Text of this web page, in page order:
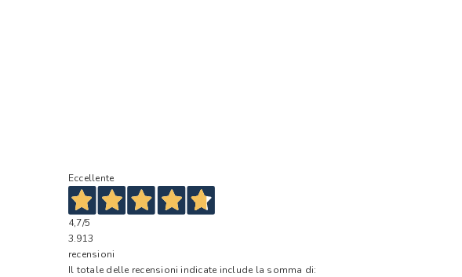
Eccellente
4,7/5
3.913
recensioni
Il totale delle recensioni indicate include la somma di: